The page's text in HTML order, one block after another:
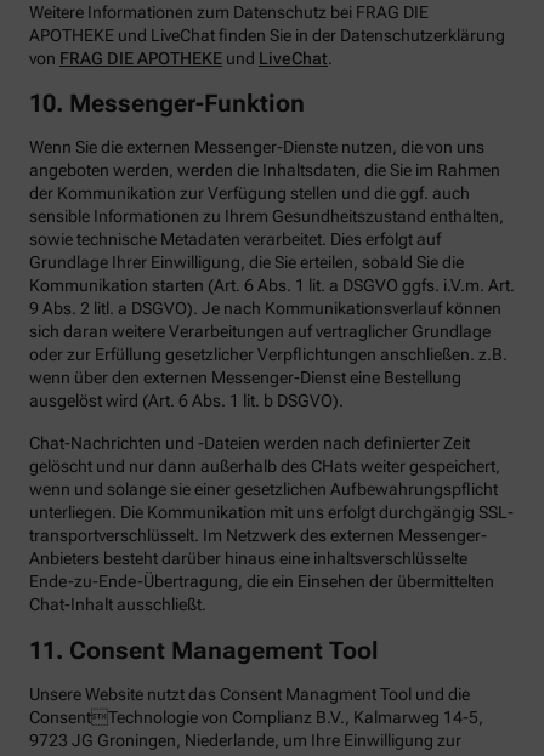
Weitere Informationen zum Datenschutz bei FRAG DIE
APOTHEKE und LiveChat finden Sie in der Datenschutzerklärung
von FRAG DIE APOTHEKE und LiveChat
10. Messenger-Funktion
Wenn Sie die externen Messenger-Dienste nutzen, die von uns
angeboten werden, werden die Inhaltsdaten, die Sie im Rahmen
der Kommunikation zur Verfügung stellen und die ggf. auch
sensible Informationen zu Ihrem Gesundheitszustand enthalten,
sowie technische Metadaten verarbeitet. Dies erfolgt auf
Grundlage Ihrer Einwilligung, die Sie erteilen, sobald Sie die
Kommunikation starten (Art. 6 Abs. 1 lit. a DSGVO ggfs. i.V.m. Art.
9 Abs. 2 litl. a DSGVO). Je nach Kommunikationsverlauf können
sich daran weitere Verarbeitungen auf vertraglicher Grundlage
oder zur Erfüllung gesetzlicher Verpflichtungen anschließen. z.B.
wenn über den externen Messenger-Dienst eine Bestellung
ausgelöst wird (Art. 6 Abs. 1 lit. b DSGVO).
Chat-Nachrichten und -Dateien werden nach definierter Zeit
gelöscht und nur dann außerhalb des CHats weiter gespeichert,
wenn und solange sie einer gesetzlichen Aufbewahrungspflicht
unterliegen. Die Kommunikation mit uns erfolgt durchgängig SSL-
transportverschlüsselt. Im Netzwerk des externen Messenger-
Anbieters besteht darüber hinaus eine inhaltsverschlüsselte
Ende-zu-Ende-Übertragung, die ein Einsehen der übermittelten
Chat-Inhalt ausschließt.
11. Consent Management Tool
Unsere Website nutzt das Consent Managment Tool und die
ConsentTechnologie von Complianz B.V., Kalmarweg 14-5,
9723 JG Groningen, Niederlande, um Ihre Einwilligung zur